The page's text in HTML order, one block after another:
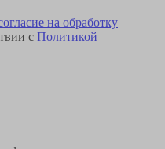
на обработку
с Политикой